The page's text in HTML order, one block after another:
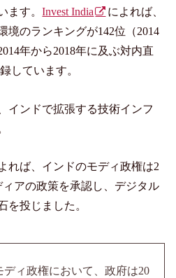
ます。Invest India
によれば、
境のランキングが142位（2014
年から2018年に及ぶ対内直
しています。
インドで拡張する技術インフ
れば、インドのモディ政権は2
アの政策を承認し、デジタル
を投じました。
ディ政権において、政府は20